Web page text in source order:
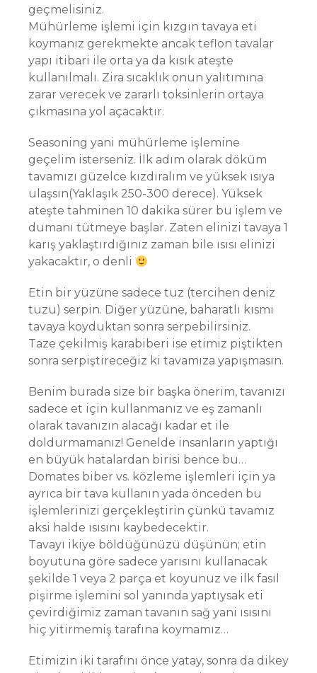
geçmelisiniz.
Mühürleme işlemi için kızgın tavaya eti
koymanız gerekmekte ancak teflon tavalar
yapı itibari ile orta ya da kısık ateşte
kullanılmalı. Zira sıcaklık onun yalıtımına
zarar verecek ve zararlı toksinlerin ortaya
çıkmasına yol açacaktır.
Seasoning yani mühürleme işlemine
geçelim isterseniz. İlk adım olarak döküm
tavamızı güzelce kızdıralım ve yüksek ısıya
ulaşsın(Yaklaşık 250-300 derece). Yüksek
ateşte tahminen 10 dakika sürer bu işlem ve
dumanı tütmeye başlar. Zaten elinizi tavaya 1
karış yaklaştırdığınız zaman bile ısısı elinizi
yakacaktır, o denli
Etin bir yüzüne sadece tuz (tercihen deniz
tuzu) serpin. Diğer yüzüne, baharatlı kısmı
tavaya koyduktan sonra serpebilirsiniz.
Taze çekilmiş karabiberi ise etimiz piştikten
sonra serpiştireceğiz ki tavamıza yapışmasın.
Benim burada size bir başka önerim, tavanızı
sadece et için kullanmanız ve eş zamanlı
olarak tavanızın alacağı kadar et ile
doldurmamanız! Genelde insanların yaptığı
en büyük hatalardan birisi bence bu…
Domates biber vs. közleme işlemleri için ya
ayrıca bir tava kullanın yada önceden bu
işlemlerinizi gerçekleştirin çünkü tavamız
aksi halde ısısını kaybedecektir.
Tavayı ikiye böldüğünüzü düşünün; etin
boyutuna göre sadece yarısını kullanacak
şekilde 1 veya 2 parça et koyunuz ve ilk fasıl
pişirme işlemini sol yanında yaptıysak eti
çevirdiğimiz zaman tavanın sağ yani ısısını
hiç yitirmemiş tarafına koymamız…
Etimizin iki tarafını önce yatay, sonra da dikey